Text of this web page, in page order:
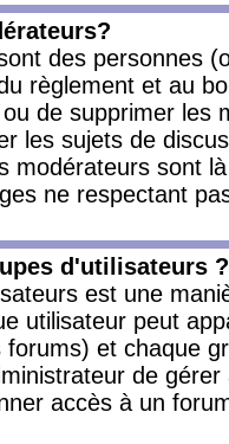
des personnes
règlement et au
de supprimer les
les sujets de
modérateurs sont
ne respectant
d'utilisateurs ?
est une
utilisateur peut
forums) et chaque
de
accès à un